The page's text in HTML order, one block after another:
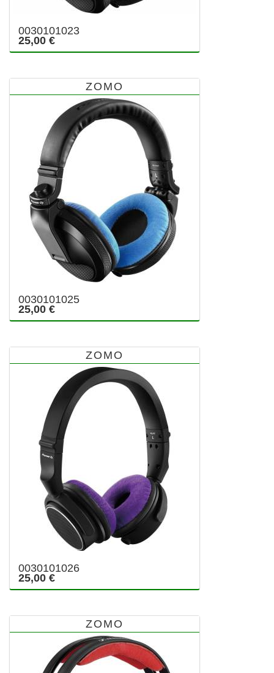
0030101023
25,00 €
ZOMO
0030101025
25,00 €
ZOMO
0030101026
25,00 €
ZOMO